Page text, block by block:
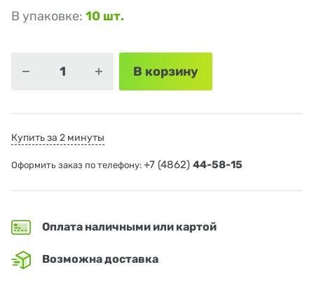
В упаковке: 10 шт.
В корзину
Купить за 2 минуты
Оформить заказ по телефону: +7 (4862) 44-58-15
Оплата наличными или картой
Возможна доставка